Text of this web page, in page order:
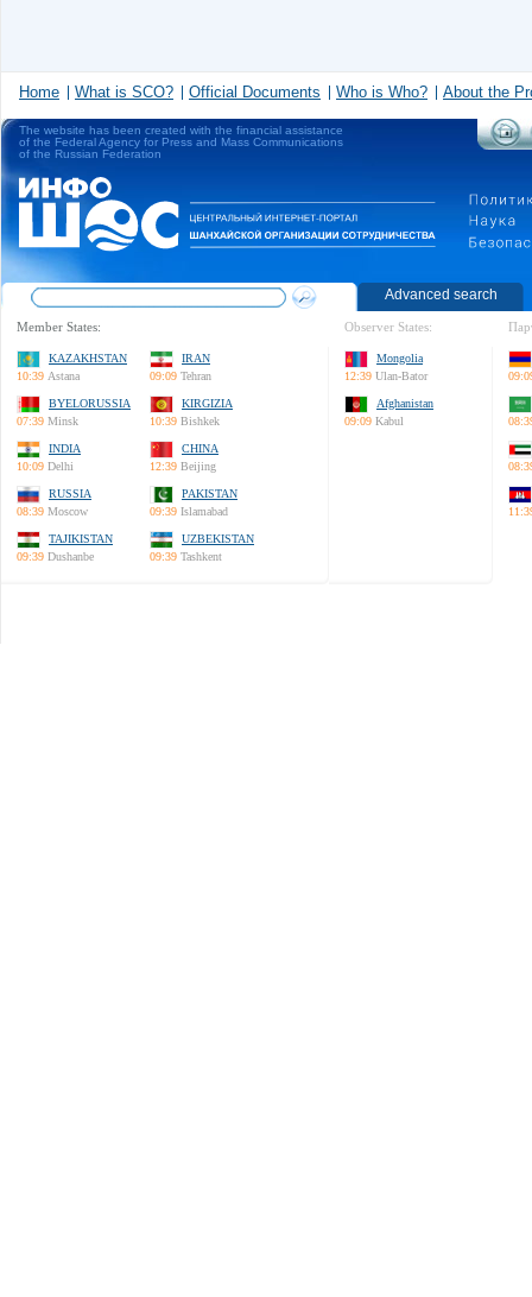
Home What is SCO? Official Documents Who is Who? About the
The website has been created with the financial assistance
of the Federal Agency for Press and Mass Communications
of the Russian Federation
Advanced search
Member States:
KAZAKHSTAN
10:39 Astana
IRAN
09:09 Tehran
BYELORUSSIA
07:39 Minsk
KIRGIZIA
10:39 Bishkek
INDIA
10:09 Delhi
CHINA
12:39 Beijing
RUSSIA
08:39 Moscow
PAKISTAN
09:39 Islamabad
TAJIKISTAN
09:39 Dushanbe
UZBEKISTAN
09:39 Tashkent
Observer States:
Mongolia
12:39 Ulan-Bator
Afghanistan
09:09 Kabul